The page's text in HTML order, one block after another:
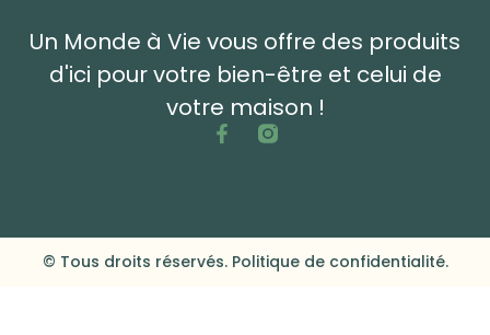
Un Monde à Vie vous offre des produits
d'ici pour votre bien-être et celui de
votre maison !
© Tous droits réservés. Politique de confidentialité.